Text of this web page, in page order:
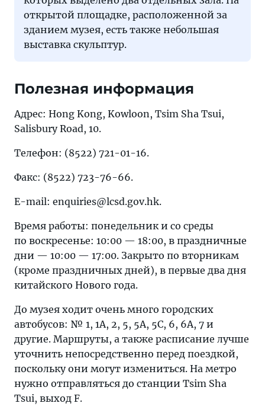
открытой площадке, расположенной за
зданием музея, есть также небольшая
выставка скульптур.
Полезная информация
Адрес: Hong Kong, Kowloon, Tsim Sha Tsui,
Salisbury Road, 10.
Телефон: (8522) 721-01-16.
Факс: (8522) 723-76-66.
E-mail: enquiries@lcsd.gov.hk.
Время работы: понедельник и со среды
по воскресенье: 10:00 — 18:00, в праздничные
дни — 10:00 — 17:00. Закрыто по вторникам
(кроме праздничных дней), в первые два дня
китайского Нового года.
До музея ходит очень много городских
автобусов: № 1, 1А, 2, 5, 5А, 5С, 6, 6A, 7 и
другие. Маршруты, а также расписание лучше
уточнить непосредственно перед поездкой,
поскольку они могут измениться. На метро
нужно отправляться до станции Tsim Sha
Tsui, выход F.